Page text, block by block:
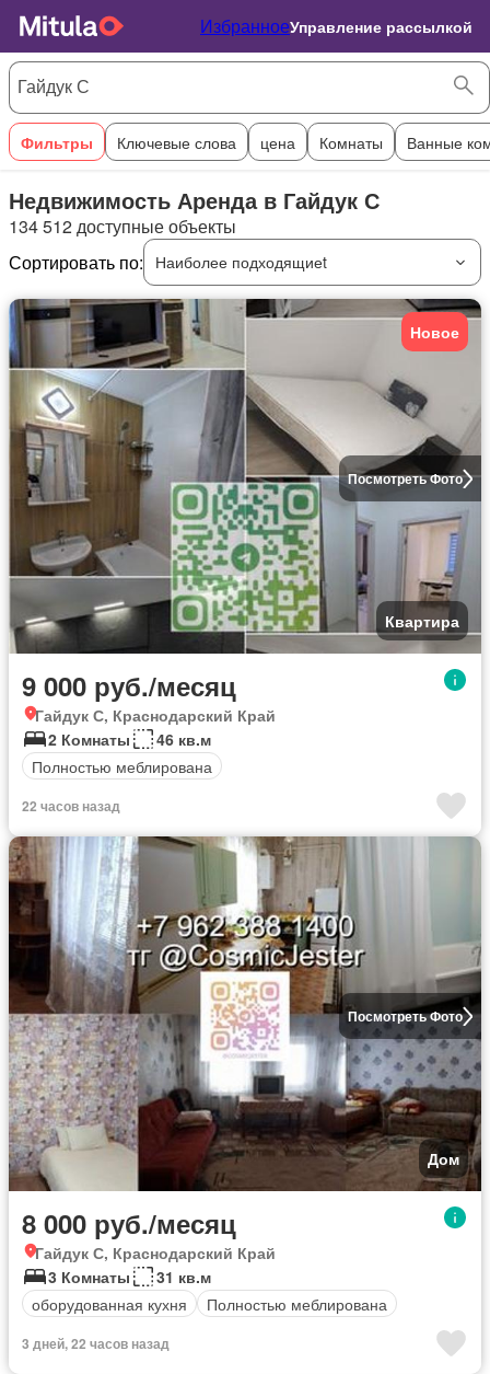
ИзбранноеУправление рассылкой
Фильтры Ключевые слова цена Комнаты Ванные
Недвижимость Аренда в Гайдук С
134 512 доступные объекты
Сортировать по:
Наиболее подходящиеt
Посмотреть Фото
Новое
Квартира
9 000 руб./месяц
Гайдук С, Краснодарский Край
2 Комнаты
46 кв.м
Полностью меблирована
22 часов назад
Посмотреть Фото
Дом
8 000 руб./месяц
Гайдук С, Краснодарский Край
3 Комнаты
31 кв.м
оборудованная кухня
Полностью меблирована
3 дней, 22 часов назад